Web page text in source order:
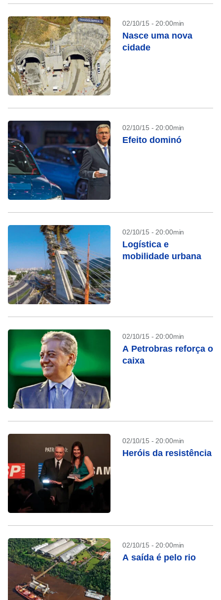
02/10/15 - 20:00min
Nasce uma nova
cidade
02/10/15 - 20:00min
Efeito dominó
02/10/15 - 20:00min
Logística e
mobilidade urbana
02/10/15 - 20:00min
A Petrobras reforça o
caixa
02/10/15 - 20:00min
Heróis da resistência
02/10/15 - 20:00min
A saída é pelo rio